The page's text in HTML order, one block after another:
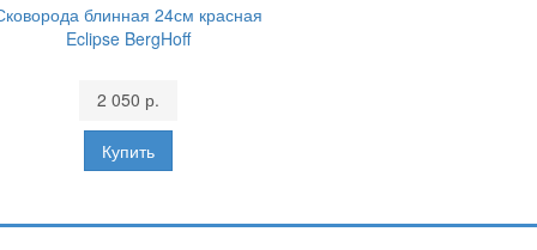
блинная 24см красная
Eclipse BergHoff
2 050 р.